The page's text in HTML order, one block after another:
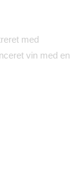
med
vin med en